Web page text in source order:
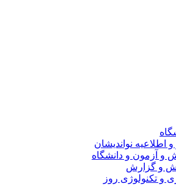
نواندیشان
و دانشگاه
گزارش
روز